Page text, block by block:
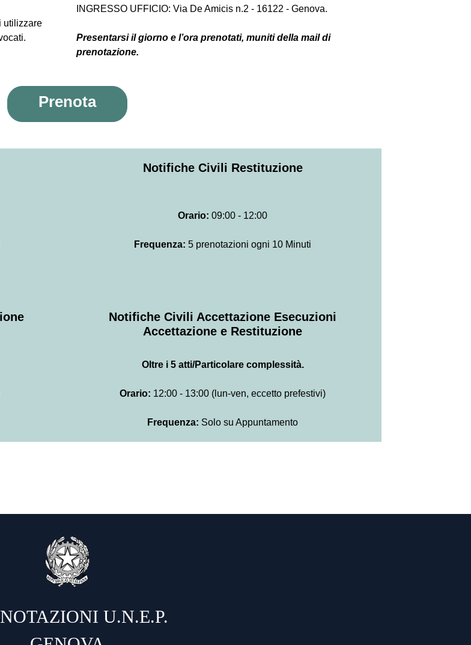
utilizzare
INGRESSO UFFICIO: Via De Amicis n.2 - 16122 - Genova.
Presentarsi il giorno e l’ora prenotati, muniti della mail di
prenotazione.
Prenota
Notifiche Civili Restituzione
Orario:09:00 - 12:00
Frequenza:5 prenotazioni ogni 10 Minuti
Notifiche Civili Accettazione Esecuzioni
Accettazione e Restituzione
Oltre i 5 atti/Particolare complessità.
Orario: 12:00 - 13:00 (lun-ven, eccetto prefestivi)
Frequenza: Solo su Appuntamento
U.N.E.P.